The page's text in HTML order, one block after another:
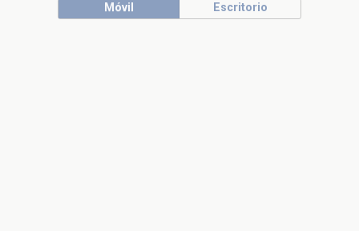
Móvil Escritorio